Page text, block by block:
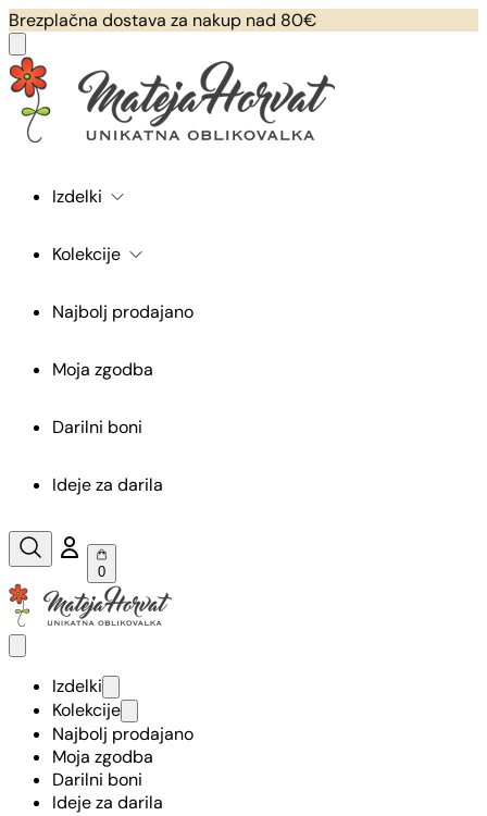
Brezplačna dostava za nakup nad 80€
Izdelki
Kolekcije
Najbolj prodajano
Moja zgodba
Darilni boni
Ideje za darila
0
Izdelki
Kolekcije
Najbolj prodajano
Moja zgodba
Darilni boni
Ideje za darila